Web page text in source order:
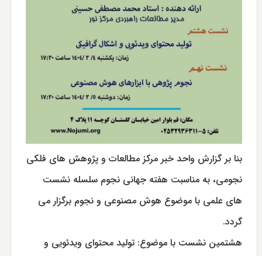
بنا بر گزارش واحد خبر مرکز مطالعات و پژوهش های فلکی
نجومی، به مناسبت هفته جهانی نجوم سلسله نشست
های علمی با موضوع هوش مصنوعی و نجوم برگزار می
گردد.
هشتمین نشست با موضوع: تولید محتوای ویدئویی و